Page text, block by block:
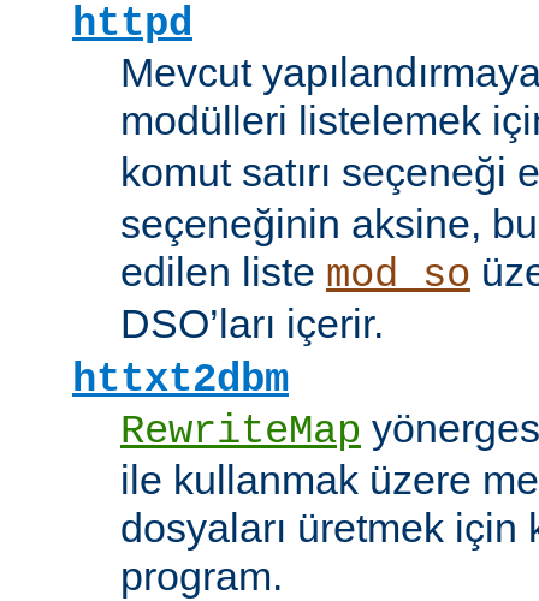
httpd
Mevcut
modülleri listelemek
komut satırı seçeneği
seçeneğinin aksine,
edilen liste mod_so
DSO’ları içerir.
httxt2dbm
RewriteMap
ile kullanmak üzere
dosyaları üretmek için
program.